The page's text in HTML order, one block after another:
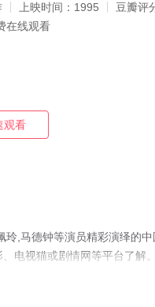
上映时间： 1995 豆瓣评
在线观看
观看
,马德钟等演员精彩演绎的
电视猫或剧情网等平台了解。